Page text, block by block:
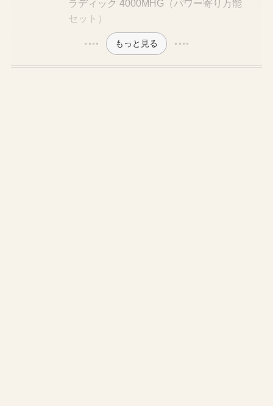
ラディック 4000MHG（パワー寄り万能
セット）
もっと見る